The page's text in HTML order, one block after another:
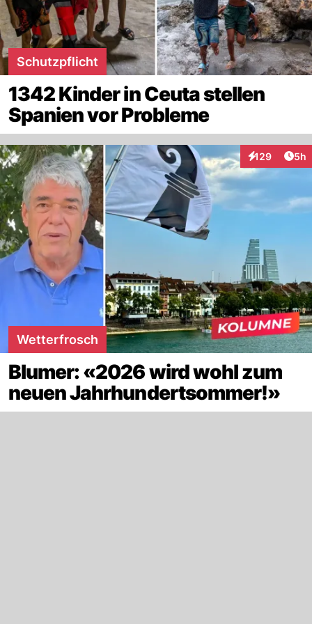
Schutzpflicht
1342 Kinder in Ceuta stellen
Spanien vor Probleme
129
Interaktionen
5h
Wetterfrosch
Blumer: «2026 wird wohl zum
neuen Jahrhundertsommer!»